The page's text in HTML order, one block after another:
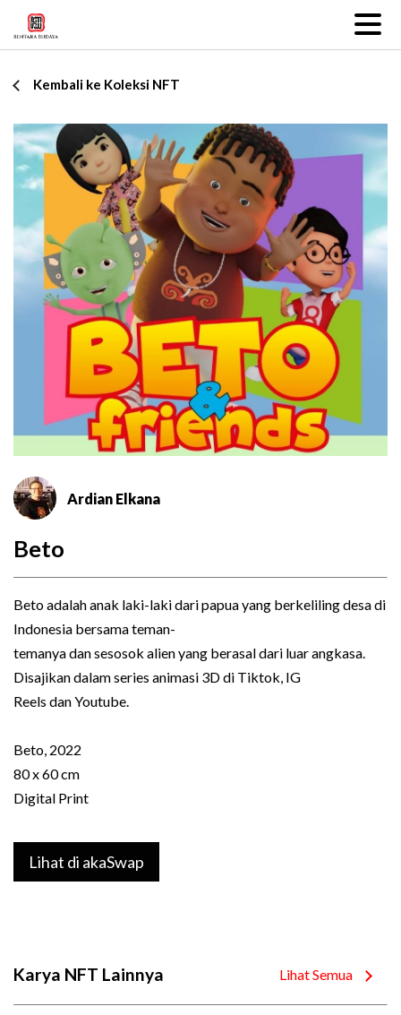
Kembali ke Koleksi NFT
Ardian Elkana
Beto
Beto adalah anak laki-laki dari papua yang berkeliling desa di
Indonesia bersama teman-
temanya dan sesosok alien yang berasal dari luar angkasa.
Disajikan dalam series animasi 3D di Tiktok, IG
Reels dan Youtube.
Beto, 2022
80 x 60 cm
Digital Print
Lihat di akaSwap
Karya NFT Lainnya Lihat Semua